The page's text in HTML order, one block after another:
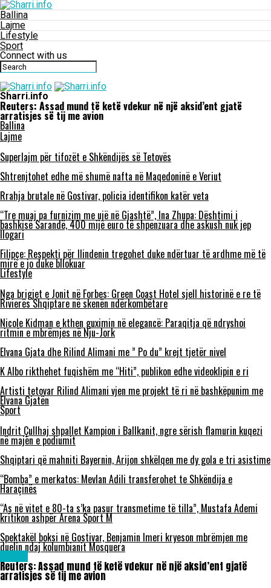
Ballina
Lajme
Lifestyle
Sport
Connect with us
Sharri.info
Reuters: Assad mund të ketë vdekur në një aksid’ent gjatë
arratisjes së tij me avion
Ballina
Lajme
Superlajm për tifozët e Shkëndijës së Tetovës
Shtrenjtohet edhe më shumë nafta në Maqedoninë e Veriut
Rrahja brutale në Gostivar, policia identifikon katër veta
“Tre muaj pa furnizim me ujë në Gjashtë”, Ina Zhupa: Dështimi i
bashkisë Sarandë, 400 mijë euro të shpenzuara dhe askush nuk jep
llogari
Filipçe: Respekti për Ilindenin tregohet duke ndërtuar të ardhme më të
mirë e jo duke bllokuar
Lifestyle
Nga brigjet e Jonit në Forbes: Green Coast Hotel sjell historinë e re të
Rivierës Shqiptare në skenën ndërkombëtare
Nicole Kidman e kthen guximin në elegancë: Paraqitja që ndryshoi
ritmin e mbrëmjes në Nju-Jork
Elvana Gjata dhe Rilind Alimani me ” Po du” krejt tjetër nivel
K Albo rikthehet fuqishëm me “Hiti”, publikon edhe videoklipin e ri
Artisti tetovar Rilind Alimani vjen me projekt të ri në bashkëpunim me
Elvana Gjatën
Sport
Indrit Çullhaj shpallet Kampion i Ballkanit, ngre sërish flamurin kuqezi
në majën e podiumit
Shqiptari që mahniti Bayernin, Arijon shkëlqen me dy gola e tri asistime
“Bomba” e merkatos: Mevlan Adili transferohet te Shkëndija e
Haraçinës
“As në vitet e 80-ta s’ka pasur transmetime të tilla”, Mustafa Ademi
kritikon ashpër Arena Sport M
Spektakël boksi në Gostivar, Benjamin Imeri kryeson mbrëmjen me
duelin ndaj kolumbianit Mosquera
Reuters: Assad mund të ketë vdekur në një aksid’ent gjatë
arratisjes së tij me avion